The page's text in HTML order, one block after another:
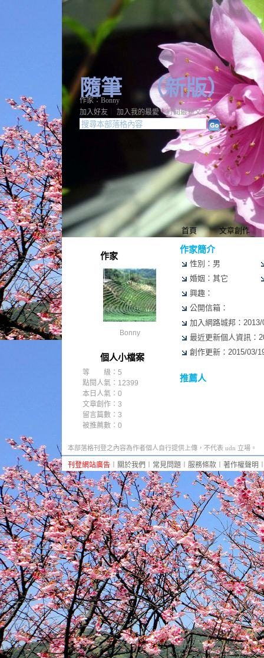
隨筆 （新版）
首頁 文章創作
加入好友 加入我的最愛｜訂閱最新文章
作家：Bonny
作家
Bonny
個人小檔案
等 級：5
點閱人氣：12399
本日人氣：0
文章創作：3
留言篇數：3
被推薦數： 0
作家簡介
性別：男
婚姻：其它
興趣：
公開信箱：
加入網路城邦：
最近更新個人資訊：
創作更新：2015/03/
推薦人
本部落格刊登之內容為作者個人自行提供上傳，不代表 udn 立場。
刊登網站廣告 關於我們 常見問題 服務條款 著作權聲明